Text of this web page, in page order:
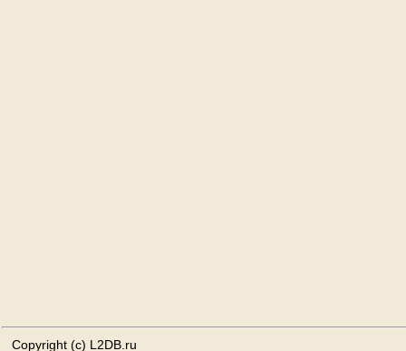
Copyright (c) L2DB.ru